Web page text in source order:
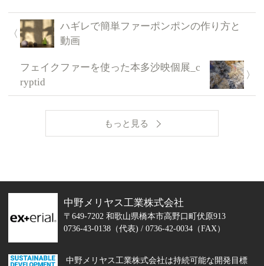
ハギレで簡単ファーポンポンの作り方と
動画
フェイクファーを使った本多沙映個展_c
ryptid
もっと見る
中野メリヤス工業株式会社
〒649-7202 和歌山県橋本市高野口町伏原913
0736-43-0138（代表) / 0736-42-0034（FAX）
中野メリヤス工業株式会社は持続可能な開発目標